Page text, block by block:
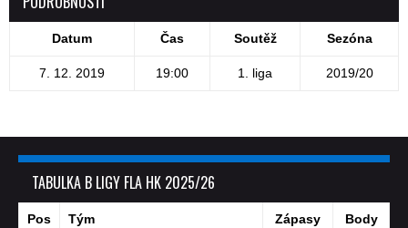
Datum Čas Soutěž Sezóna
7. 12. 2019 19:00 1. liga 2019/20
TABULKA B LIGY FLA HK 2025/26
Pos Tým Zápasy Body